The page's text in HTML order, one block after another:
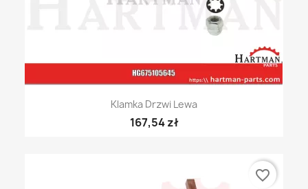
Klamka Drzwi Lewa
167,54 zł
favorite_border